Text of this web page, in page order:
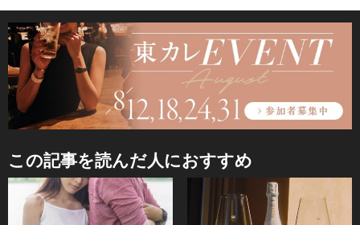
この記事を読んだ人におすすめ